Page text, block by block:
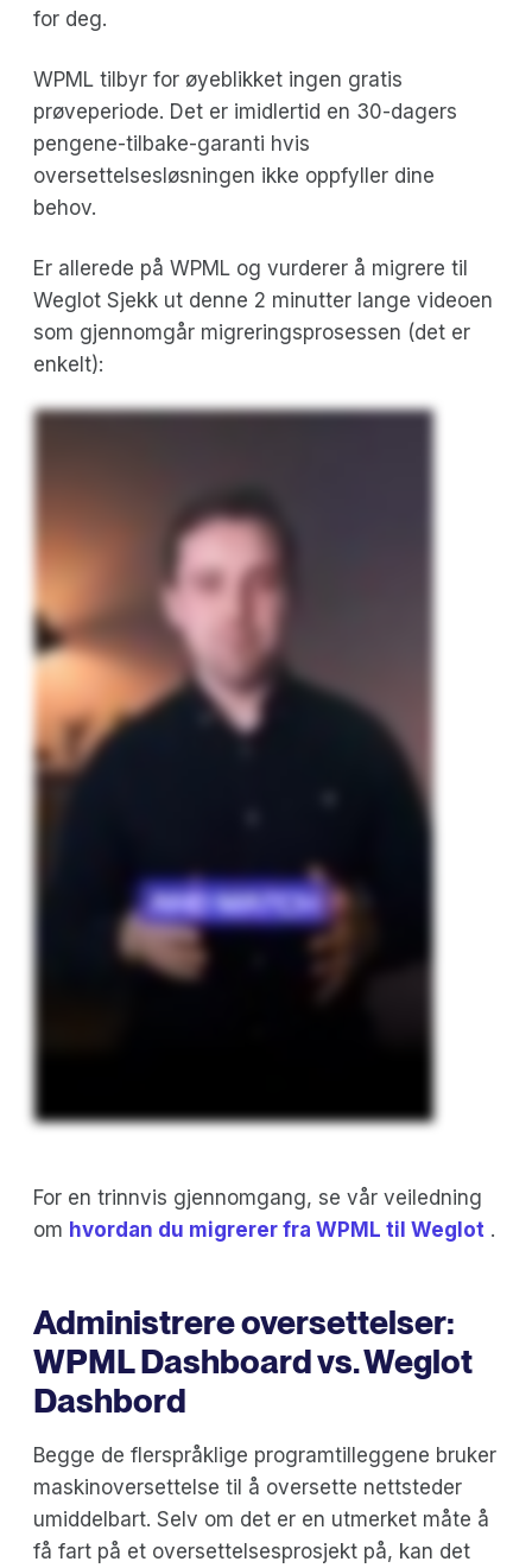
for deg.
WPML tilbyr for øyeblikket ingen gratis
prøveperiode. Det er imidlertid en 30-dagers
pengene-tilbake-garanti hvis
oversettelsesløsningen ikke oppfyller dine
behov.
Er allerede på WPML og vurderer å migrere til
Weglot Sjekk ut denne 2 minutter lange videoen
som gjennomgår migreringsprosessen (det er
enkelt):
For en trinnvis gjennomgang, se vår veiledning
om hvordan du migrerer fra WPML til Weglot .
Administrere oversettelser:
WPML Dashboard vs. Weglot
Dashbord
Begge de flerspråklige programtilleggene bruker
maskinoversettelse til å oversette nettsteder
umiddelbart. Selv om det er en utmerket måte å
få fart på et oversettelsesprosjekt på, kan det